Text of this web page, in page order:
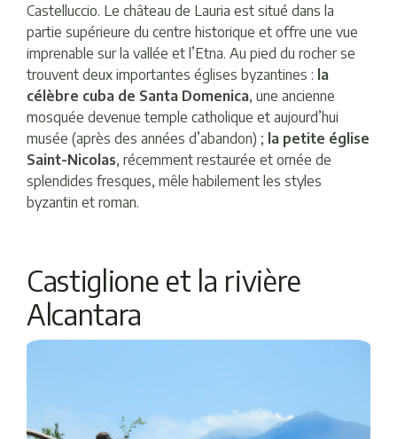
Castelluccio. Le château de Lauria est situé dans la
partie supérieure du centre historique et offre une vue
imprenable sur la vallée et l’Etna. Au pied du rocher se
trouvent deux importantes églises byzantines : la
célèbre cuba de Santa Domenica, une ancienne
mosquée devenue temple catholique et aujourd’hui
musée (après des années d’abandon) ; la petite église
Saint-Nicolas, récemment restaurée et ornée de
splendides fresques, mêle habilement les styles
byzantin et roman.
Castiglione et la rivière
Alcantara